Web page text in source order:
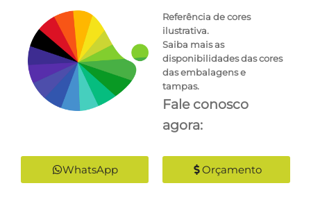
Referência de cores
ilustrativa.
Saiba mais as
disponibilidades das cores
das embalagens e
tampas.
Fale conosco
agora:
WhatsApp Orçamento